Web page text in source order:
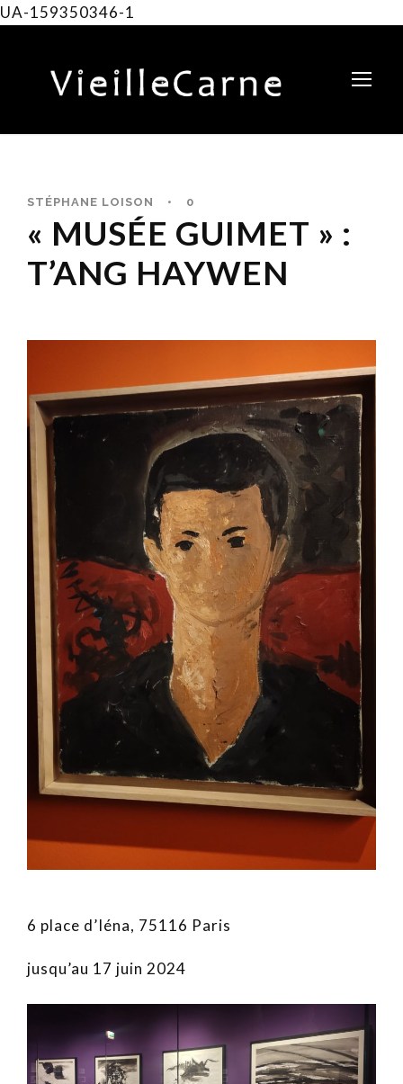
UA-159350346-1
STÉPHANE LOISON • 0
« MUSÉE GUIMET » :
T’ANG HAYWEN
6 place d’Iéna, 75116 Paris
jusqu’au 17 juin 2024